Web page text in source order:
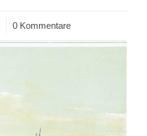
0 Kommentare